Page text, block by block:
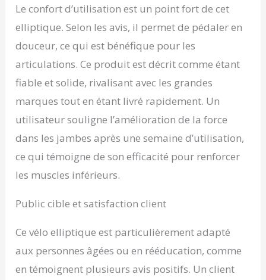
du genou et protège les
tissus mous du genou.
(Conseils: Portez des
chaussettes ou utilisez
meilleure expérience).
【ENTRAÎNEMENTS
FLUIDES】Notre
appareil d'entraînement
doté d'un volant
d'inertie en acier et d'un
silencieuse des
l'utilisateur. Le fond
avec un design
antidérapant améliore la
Le confort d’utilisation est un point fort de cet
elliptique. Selon les avis, il permet de pédaler en
douceur, ce qui est bénéfique pour les
articulations. Ce produit est décrit comme étant
fiable et solide, rivalisant avec les grandes
marques tout en étant livré rapidement. Un
utilisateur souligne l’amélioration de la force
dans les jambes après une semaine d’utilisation,
ce qui témoigne de son efficacité pour renforcer
les muscles inférieurs.
Public cible et satisfaction client
Ce vélo elliptique est particulièrement adapté
aux personnes âgées ou en rééducation, comme
en témoignent plusieurs avis positifs. Un client